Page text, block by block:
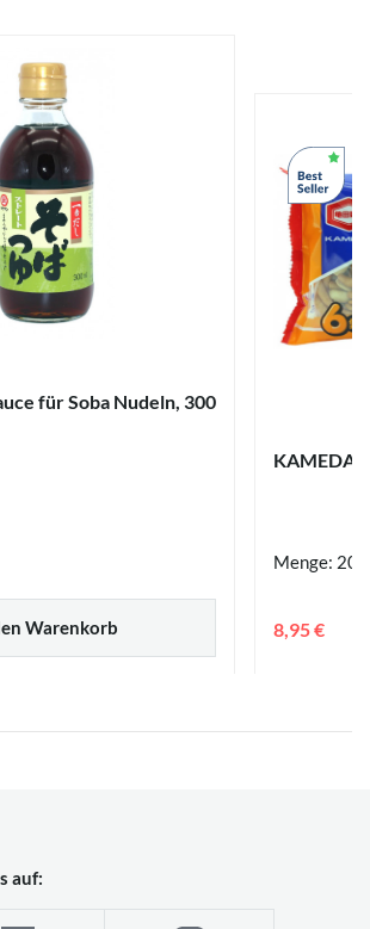
für Soba Nudeln, 300
Warenkorb
KAMEDA
Menge:
8,95 €
auf: